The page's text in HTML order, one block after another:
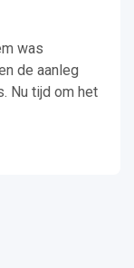
was
de aanleg
Nu tijd om het